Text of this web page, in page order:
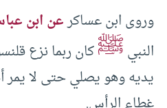
وروى ابن عساكرعن ابن
النبيﷺكان ربما نزع
يديه وهو يصلي حتى لا يمر